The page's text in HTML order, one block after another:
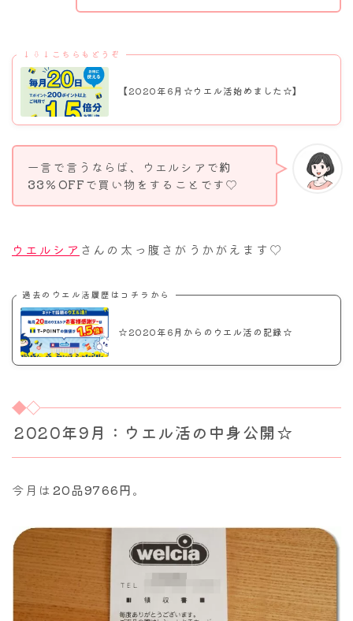
↓⇩↓こちらもどうぞ
【2020年6月☆ウエル活始めました☆】
一言で言うならば、ウエルシアで約
33％OFFで買い物をすることです♡
ウエルシア さんの太っ腹さがうかがえます♡
過去のウエル活履歴はコチラから
☆2020年6月からのウエル活の記録☆
2020年9月：ウエル活の中身公開☆
今月は20品9766円。